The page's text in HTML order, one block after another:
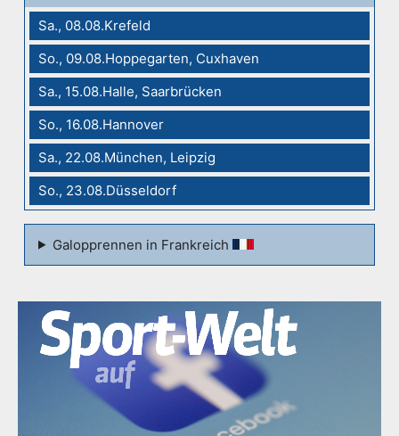
Sa., 08.08.Krefeld
So., 09.08.Hoppegarten, Cuxhaven
Sa., 15.08.Halle, Saarbrücken
So., 16.08.Hannover
Sa., 22.08.München, Leipzig
So., 23.08.Düsseldorf
Galopprennen in Frankreich